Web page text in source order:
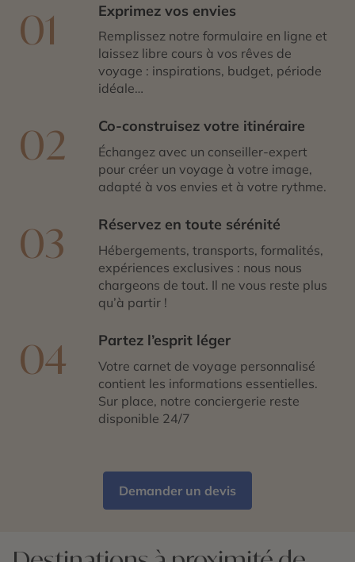
01 Exprimez vos envies
Remplissez notre formulaire en ligne et
laissez libre cours à vos rêves de
voyage : inspirations, budget, période
idéale…
02 Co-construisez votre itinéraire
Échangez avec un conseiller-expert
pour créer un voyage à votre image,
adapté à vos envies et à votre rythme.
03 Réservez en toute sérénité
Hébergements, transports, formalités,
expériences exclusives : nous nous
chargeons de tout. Il ne vous reste plus
qu’à partir !
04 Partez l’esprit léger
Votre carnet de voyage personnalisé
contient les informations essentielles.
Sur place, notre conciergerie reste
disponible 24/7
Demander un devis